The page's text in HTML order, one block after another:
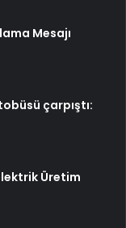
Mesajı
çarpıştı:
Üretim